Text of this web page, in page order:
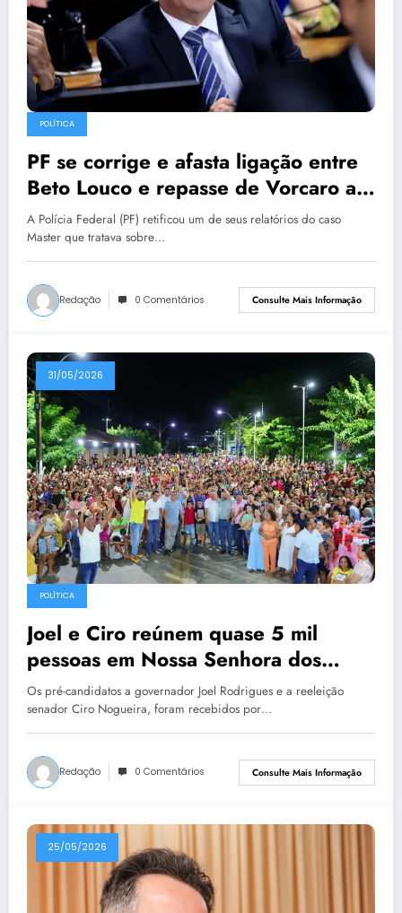
POLÍTICA
PF se corrige e afasta ligação entre
Beto Louco e repasse de Vorcaro a
Ciro
A Polícia Federal (PF) retificou um de seus relatórios do caso
Master que tratava sobre…
Redação 0 Comentários Consulte Mais Informação
31/05/2026
POLÍTICA
Joel e Ciro reúnem quase 5 mil
pessoas em Nossa Senhora dos
Remédios
Os pré-candidatos a governador Joel Rodrigues e a reeleição
senador Ciro Nogueira, foram recebidos por…
Redação 0 Comentários Consulte Mais Informação
25/05/2026